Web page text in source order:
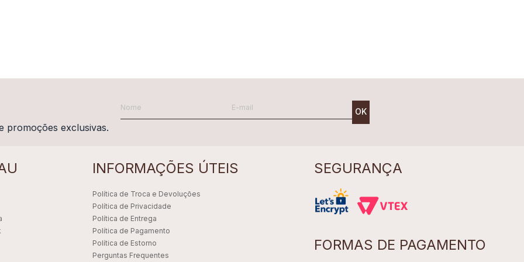
promoções exclusivas.
OK
INFORMAÇÕES ÚTEIS
Política de Troca e Devoluções
Política de Privacidade
Política de Entrega
Política de Pagamento
Política de Estorno
Perguntas Frequentes
SEGURANÇA
FORMAS DE PAGAMENTO